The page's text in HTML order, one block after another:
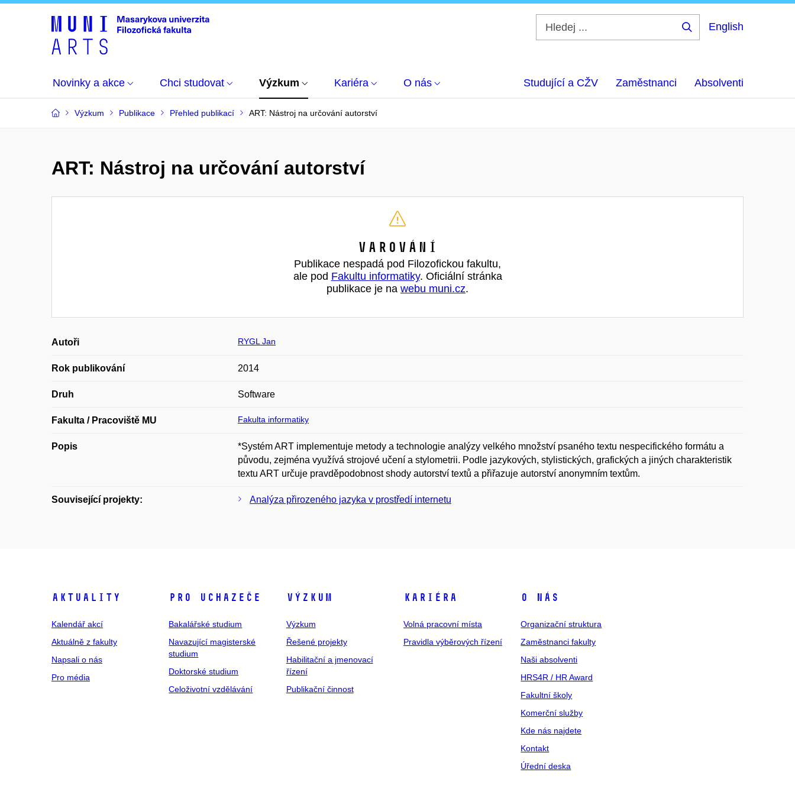
English
Novinky a akce Chci studovat Výzkum Kariéra O nás Studující a CŽV Zaměstnanci Absolventi
Výzkum Publikace Přehled publikací ART: Nástroj na určování autorství
ART: Nástroj na určování autorství
Varování
Publikace nespadá pod Filozofickou fakultu,
ale pod Fakultu informatiky. Oficiální stránka
publikace je na webu muni.cz.
Autoři RYGL Jan
Rok publikování 2014
Druh Software
Fakulta / Pracoviště MU Fakulta informatiky
Popis
*Systém ART implementuje metody a technologie analýzy velkého množství psaného textu nespecifického formátu a
původu, zejména využívá strojové učení a stylometrii. Podle jazykových, stylistických, grafických a jiných charakteristik
textu ART určuje pravděpodobnost shody autorství textů a přiřazuje autorství anonymním textům.
Související projekty: Analýza přirozeného jazyka v prostředí internetu
Aktuality
Kalendář akcí
Aktuálně z fakulty
Napsali o nás
Pro média
Pro uchazeče
Bakalářské studium
Navazující magisterské
studium
Doktorské studium
Celoživotní vzdělávání
Výzkum
Výzkum
Řešené projekty
Habilitační a jmenovací
řízení
Publikační činnost
Kariéra
Volná pracovní místa
Pravidla výběrových řízení
O nás
Organizační struktura
Zaměstnanci fakulty
Naši absolventi
HRS4R / HR Award
Fakultní školy
Komerční služby
Kde nás najdete
Kontakt
Úřední deska